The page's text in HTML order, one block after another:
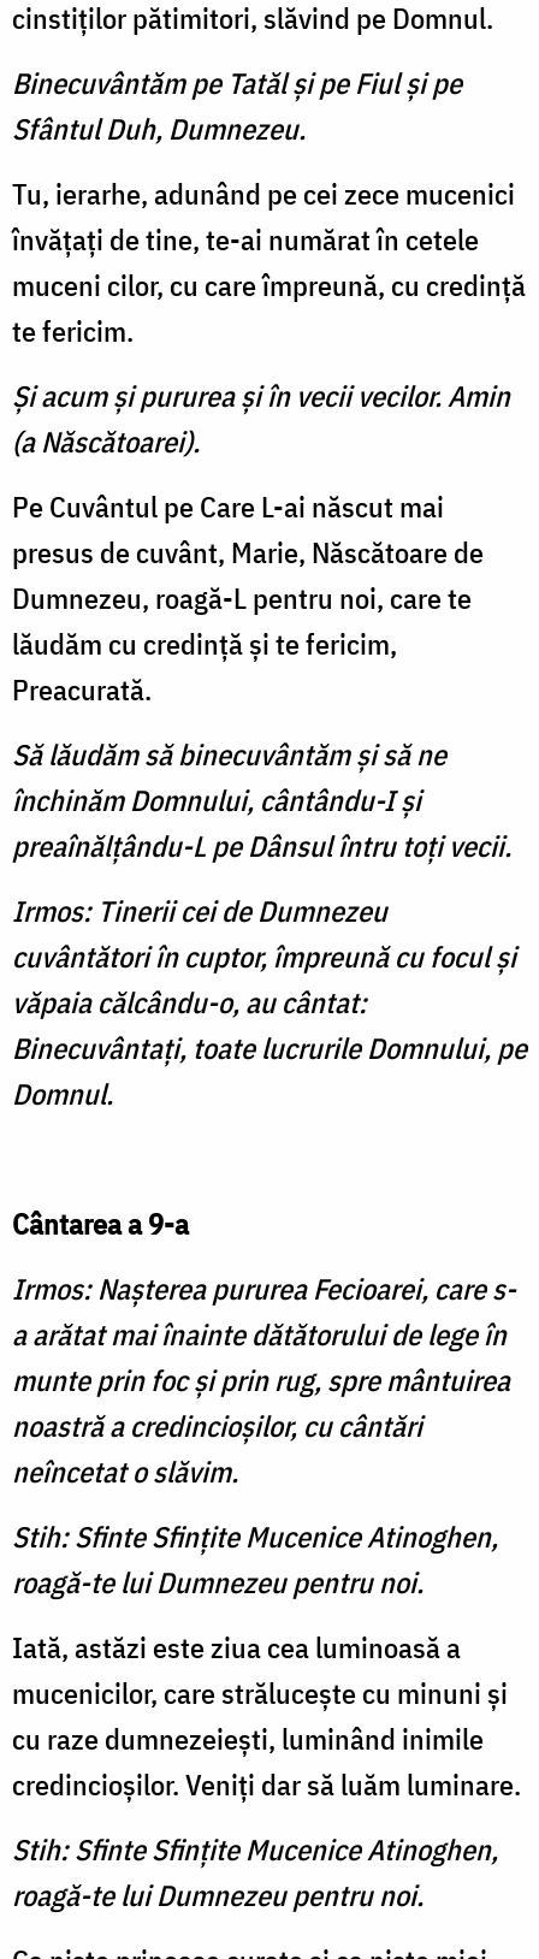
cinstiţilor pătimitori, slăvind pe Domnul.
Binecuvântăm pe Tatăl şi pe Fiul şi pe
Sfântul Duh, Dumnezeu.
Tu, ierarhe, adunând pe cei zece mucenici
învăţaţi de tine, te-ai numărat în cetele
muceni cilor, cu care împreună, cu credinţă
te fericim.
Şi acum şi pururea şi în vecii vecilor. Amin
(a Născătoarei).
Pe Cuvântul pe Care L-ai născut mai
presus de cuvânt, Marie, Născătoare de
Dumnezeu, roagă-L pentru noi, care te
lăudăm cu credinţă şi te fericim,
Preacurată.
Să lăudăm să binecuvântăm şi să ne
închinăm Domnului, cântându-I şi
preaînălţându-L pe Dânsul întru toţi vecii.
Irmos: Tinerii cei de Dumnezeu
cuvântători în cuptor, împreună cu focul şi
văpaia călcându-o, au cântat:
Binecuvântaţi, toate lucrurile Domnului, pe
Domnul.
Cântarea a 9-a
Irmos: Naşterea pururea Fecioarei, care s-
a arătat mai înainte dătătorului de lege în
munte prin foc şi prin rug, spre mântuirea
noastră a credincioşilor, cu cântări
neîncetat o slăvim.
Stih: Sfinte Sfinţite Mucenice Atinoghen,
roagă-te lui Dumnezeu pentru noi.
Iată, astăzi este ziua cea luminoasă a
mucenicilor, care străluceşte cu minuni şi
cu raze dumnezeieşti, luminând inimile
credincioşilor. Veniţi dar să luăm luminare.
Stih: Sfinte Sfinţite Mucenice Atinoghen,
roagă-te lui Dumnezeu pentru noi.